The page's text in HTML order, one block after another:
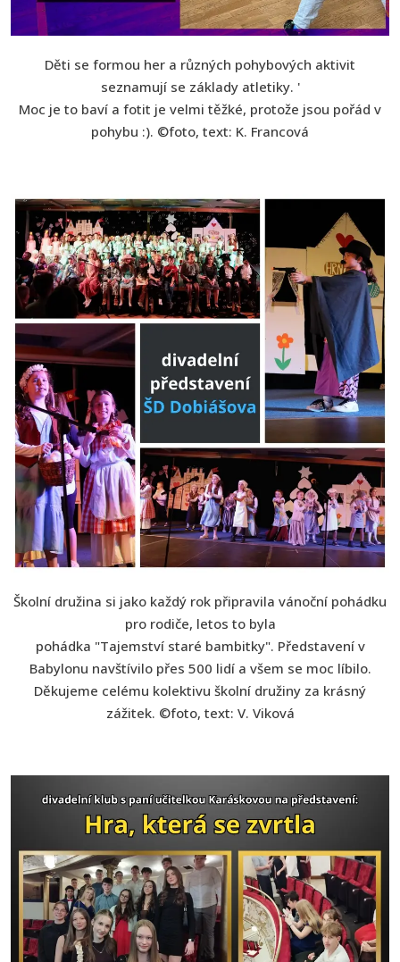
Děti se formou her a různých pohybových aktivit
seznamují se základy atletiky. '
Moc je to baví a fotit je velmi těžké, protože jsou pořád v
pohybu :). ©foto, text: K. Francová
Školní družina si jako každý rok připravila vánoční pohádku
pro rodiče, letos to byla
pohádka "Tajemství staré bambitky". Představení v
Babylonu navštívilo přes 500 lidí a všem se moc líbilo.
Děkujeme celému kolektivu školní družiny za krásný
zážitek. ©foto, text: V. Viková